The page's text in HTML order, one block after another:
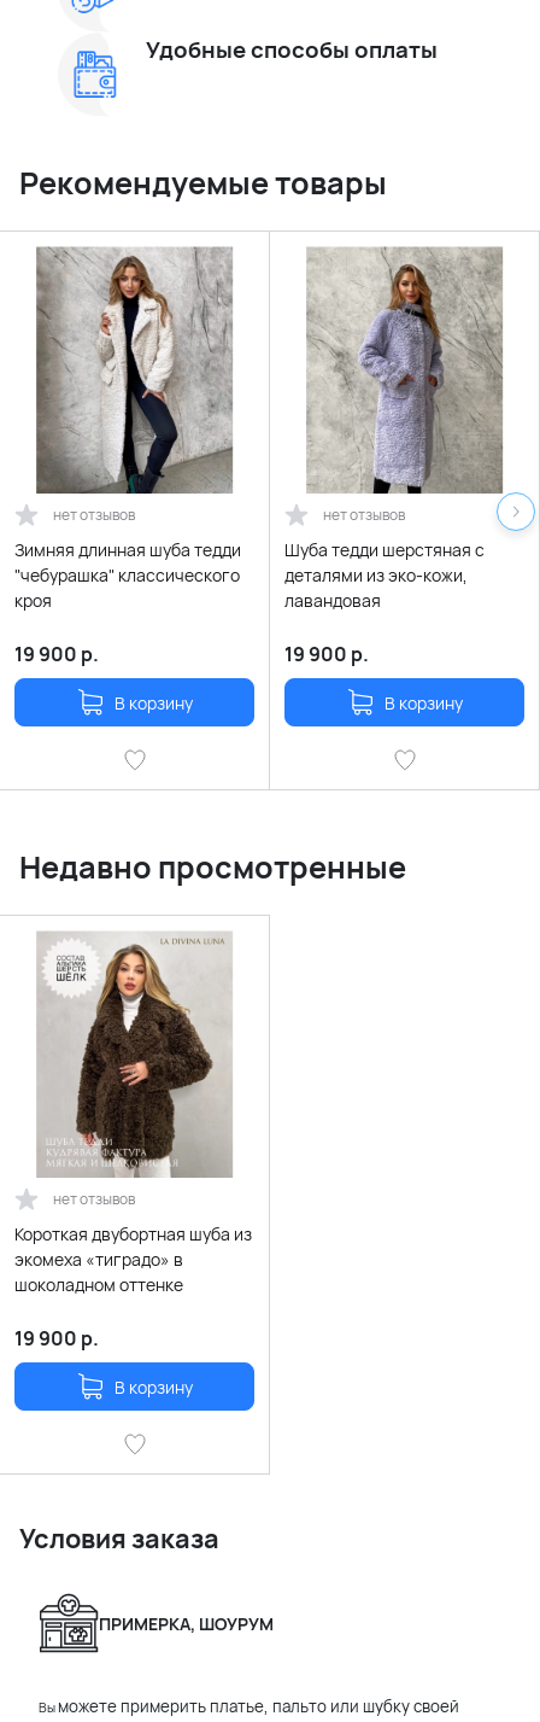
Удобные способы оплаты
Рекомендуемые товары
нет отзывов
Зимняя длинная шуба тедди
"чебурашка" классического
кроя
19 900 р.
В корзину
нет отзывов
Шуба тедди шерстяная с
деталями из эко-кожи,
лавандовая
19 900 р.
В корзину
Недавно просмотренные
нет отзывов
Короткая двубортная шуба из
экомеха «тиградо» в
шоколадном оттенке
19 900 р.
В корзину
Условия заказа
ПРИМЕРКА, ШОУРУМ
Вы можете примерить платье, пальто или шубку своей